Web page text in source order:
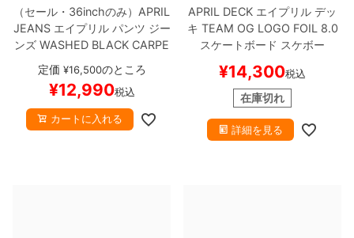
（セール・36inchのみ） APRIL
JEANSエイプリルパンツ ジー
ンズ WASHED BLACK CARPE
NTER JEANS
スケートボード スケボー
定価 ¥16,500のところ
¥12,990税込
カートに入れる
APRIL DECK エイプリル デッ
キ TEAM OG LOGO FOIL 8.0
スケートボード スケボー
¥14,300税込
在庫切れ
詳細を見る